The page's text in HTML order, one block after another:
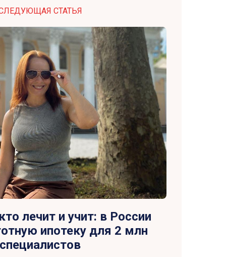
СТАТЬЯ
лечит и учит: в России
ипотеку для 2 млн
специалистов